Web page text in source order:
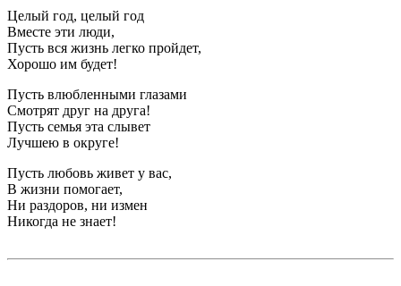
Целый год, целый год
Вместе эти люди,
Пусть вся жизнь легко пройдет,
Хорошо им будет!
Пусть влюбленными глазами
Смотрят друг на друга!
Пусть семья эта слывет
Лучшею в округе!
Пусть любовь живет у вас,
В жизни помогает,
Ни раздоров, ни измен
Никогда не знает!